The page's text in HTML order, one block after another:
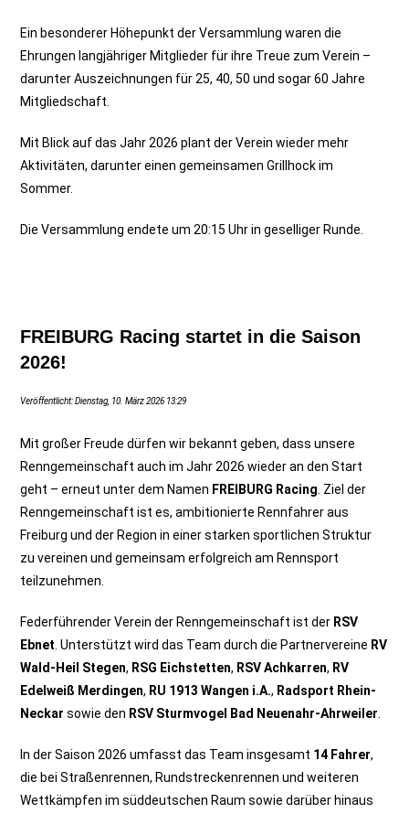
Ein besonderer Höhepunkt der Versammlung waren die
Ehrungen langjähriger Mitglieder für ihre Treue zum Verein –
darunter Auszeichnungen für 25, 40, 50 und sogar 60 Jahre
Mitgliedschaft.
Mit Blick auf das Jahr 2026 plant der Verein wieder mehr
Aktivitäten, darunter einen gemeinsamen Grillhock im
Sommer.
Die Versammlung endete um 20:15 Uhr in geselliger Runde.
FREIBURG Racing startet in die Saison
2026!
Veröffentlicht: Dienstag, 10. März 2026 13:29
Mit großer Freude dürfen wir bekannt geben, dass unsere
Renngemeinschaft auch im Jahr 2026 wieder an den Start
geht – erneut unter dem Namen FREIBURG Racing . Ziel der
Renngemeinschaft ist es, ambitionierte Rennfahrer aus
Freiburg und der Region in einer starken sportlichen Struktur
zu vereinen und gemeinsam erfolgreich am Rennsport
teilzunehmen.
Federführender Verein der Renngemeinschaft ist der RSV
Ebnet . Unterstützt wird das Team durch die Partnervereine RV
Wald-Heil Stegen, RSG Eichstetten, RSV Achkarren, RV
Edelweiß Merdingen, RU 1913 Wangen i.A., Radsport Rhein-
Neckar sowie den RSV Sturmvogel Bad Neuenahr-Ahrweiler
In der Saison 2026 umfasst das Team insgesamt 14 Fahrer,
die bei Straßenrennen, Rundstreckenrennen und weiteren
Wettkämpfen im süddeutschen Raum sowie darüber hinaus